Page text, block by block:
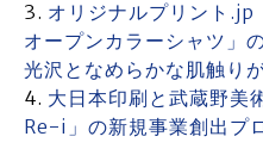
オリジナルプリント
オープンカラーシャツ」
光沢となめらかな肌触り
大日本印刷と武蔵野
Re-i」の新規事業創出プ